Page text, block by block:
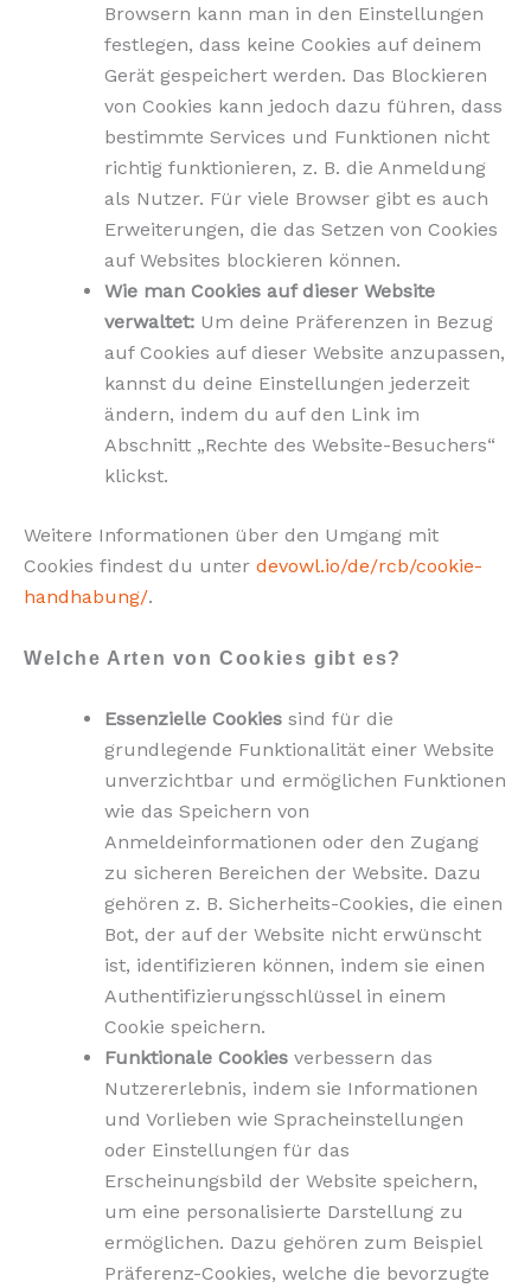
Browsern kann man in den Einstellungen
festlegen, dass keine Cookies auf deinem
Gerät gespeichert werden. Das Blockieren
von Cookies kann jedoch dazu führen, dass
bestimmte Services und Funktionen nicht
richtig funktionieren, z. B. die Anmeldung
als Nutzer. Für viele Browser gibt es auch
Erweiterungen, die das Setzen von Cookies
auf Websites blockieren können.
Wie man Cookies auf dieser Website
verwaltet: Um deine Präferenzen in Bezug
auf Cookies auf dieser Website anzupassen,
kannst du deine Einstellungen jederzeit
ändern, indem du auf den Link im
Abschnitt „Rechte des Website-Besuchers“
klickst.
Weitere Informationen über den Umgang mit
Cookies findest du unter devowl.io/de/rcb/cookie-
handhabung/.
Welche Arten von Cookies gibt es?
Essenzielle Cookies sind für die
grundlegende Funktionalität einer Website
unverzichtbar und ermöglichen Funktionen
wie das Speichern von
Anmeldeinformationen oder den Zugang
zu sicheren Bereichen der Website. Dazu
gehören z. B. Sicherheits-Cookies, die einen
Bot, der auf der Website nicht erwünscht
ist, identifizieren können, indem sie einen
Authentifizierungsschlüssel in einem
Cookie speichern.
Funktionale Cookies verbessern das
Nutzererlebnis, indem sie Informationen
und Vorlieben wie Spracheinstellungen
oder Einstellungen für das
Erscheinungsbild der Website speichern,
um eine personalisierte Darstellung zu
ermöglichen. Dazu gehören zum Beispiel
Präferenz-Cookies, welche die bevorzugte